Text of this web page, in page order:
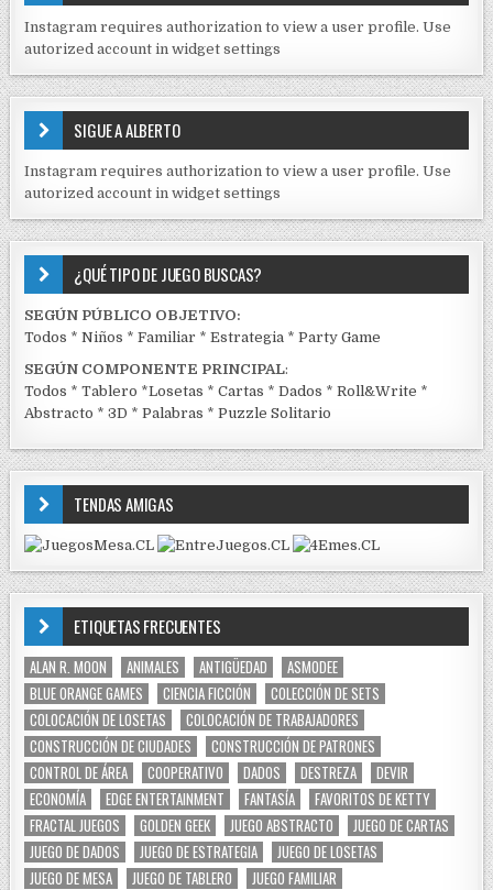
I
D
S
E
J
C
K
Instagram requires authorization to view a user profile. Use
autorized account in widget settings
SIGUE A ALBERTO
Instagram requires authorization to view a user profile. Use
autorized account in widget settings
¿QUÉ TIPO DE JUEGO BUSCAS?
SEGÚN PÚBLICO OBJETIVO:
Todos *Niños *Familiar *Estrategia *Party Game
SEGÚN COMPONENTE PRINCIPAL:
Todos *Tablero *Losetas *Cartas *Dados *Roll&Write *
Abstracto *3D *Palabras *Puzzle Solitario
TENDAS AMIGAS
ETIQUETAS FRECUENTES
ALAN R. MOON ANIMALES ANTIGÜEDAD
ASMODEE
BLUE ORANGE GAMES
CIENCIA FICCIÓN
COLECCIÓN DE SETS
COLOCACIÓN DE LOSETAS
COLOCACIÓN DE TRABAJADORES
CONSTRUCCIÓN DE CIUDADES
CONSTRUCCIÓN DE PATRONES
CONTROL DE ÁREA
COOPERATIVO DADOS DESTREZA
DEVIR
ECONOMÍA
EDGE ENTERTAINMENT FANTASÍA
FAVORITOS DE KETTY
FRACTAL JUEGOS
GOLDEN GEEK JUEGO ABSTRACTO
JUEGO DE CARTAS
JUEGO DE DADOS
JUEGO DE ESTRATEGIA
JUEGO DE LOSETAS
JUEGO DE MESA
JUEGO DE TABLERO
JUEGO FAMILIAR